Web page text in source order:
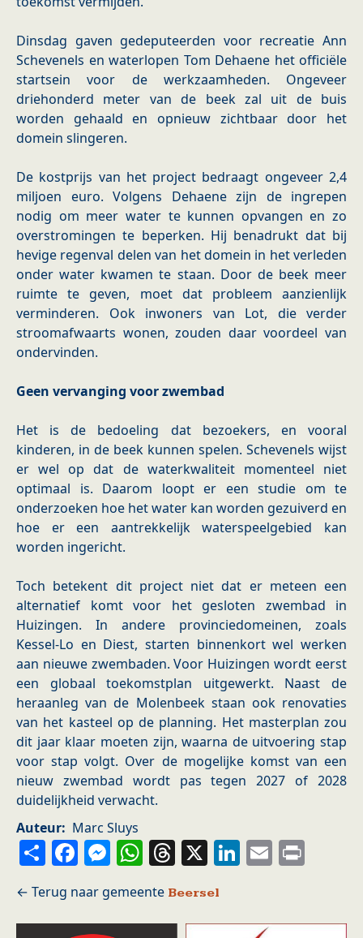
Dinsdag gaven gedeputeerden voor recreatie Ann
Schevenels en waterlopen Tom Dehaene het officiële
startsein voor de werkzaamheden. Ongeveer
driehonderd meter van de beek zal uit de buis
worden gehaald en opnieuw zichtbaar door het
domein slingeren.
De kostprijs van het project bedraagt ongeveer 2,4
miljoen euro. Volgens Dehaene zijn de ingrepen
nodig om meer water te kunnen opvangen en zo
overstromingen te beperken. Hij benadrukt dat bij
hevige regenval delen van het domein in het verleden
onder water kwamen te staan. Door de beek meer
ruimte te geven, moet dat probleem aanzienlijk
verminderen. Ook inwoners van Lot, die verder
stroomafwaarts wonen, zouden daar voordeel van
ondervinden.
Geen vervanging voor zwembad
Het is de bedoeling dat bezoekers, en vooral
kinderen, in de beek kunnen spelen. Schevenels wijst
er wel op dat de waterkwaliteit momenteel niet
optimaal is. Daarom loopt er een studie om te
onderzoeken hoe het water kan worden gezuiverd en
hoe er een aantrekkelijk waterspeelgebied kan
worden ingericht.
Toch betekent dit project niet dat er meteen een
alternatief komt voor het gesloten zwembad in
Huizingen. In andere provinciedomeinen, zoals
Kessel-Lo en Diest, starten binnenkort wel werken
aan nieuwe zwembaden. Voor Huizingen wordt eerst
een globaal toekomstplan uitgewerkt. Naast de
heraanleg van de Molenbeek staan ook renovaties
van het kasteel op de planning. Het masterplan zou
dit jaar klaar moeten zijn, waarna de uitvoering stap
voor stap volgt. Over de mogelijke komst van een
nieuw zwembad wordt pas tegen 2027 of 2028
duidelijkheid verwacht.
Auteur
Marc Sluys
ShareFacebook
Messenger
WhatsApp
Threads
X LinkedIn
Email
Beersel